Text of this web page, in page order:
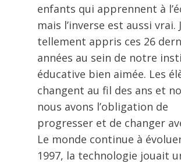
enfants qui apprennent à
mais l’inverse est aussi vrai.
tellement appris ces 26
années au sein de notre
éducative bien aimée. Les
changent au fil des ans et
nous avons l’obligation de
progresser et de changer
Le monde continue à
1997, la technologie jouait